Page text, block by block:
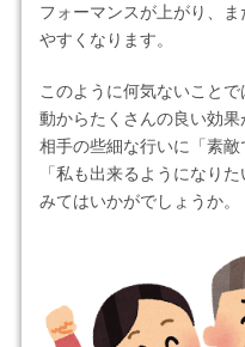
フォーマンスが上がり、
やすくなります。
このように何気ないこと
動からたくさんの良い効果
相手の些細な行いに「 素敵
「 私も出来るようになりた
みてはいかがでしょうか。